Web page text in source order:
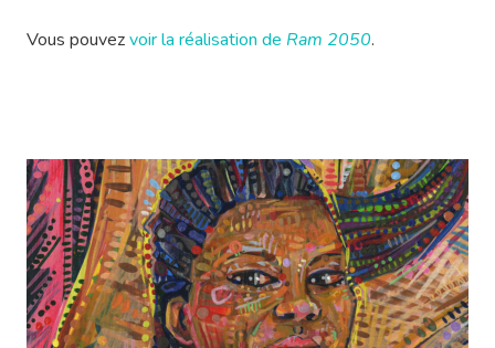
Vous pouvezvoir la réalisation de Ram 2050.